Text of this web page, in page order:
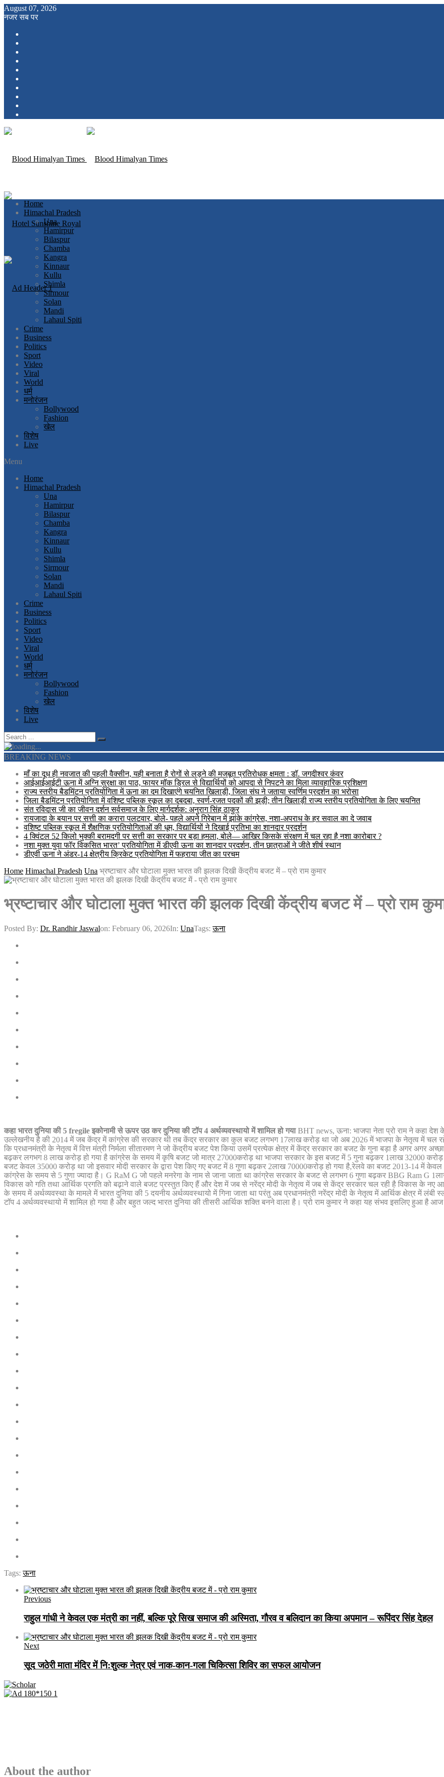
August 07, 2026
नजर सब पर
Home
Himachal Pradesh
Una
Hamirpur
Bilaspur
Chamba
Kangra
Kinnaur
Kullu
Shimla
Sirmour
Solan
Mandi
Lahaul Spiti
Crime
Business
Politics
Sport
Video
Viral
World
धर्म
मनोरंजन
Bollywood
Fashion
खेल
विशेष
Live
Menu
Home
Himachal Pradesh
Una
Hamirpur
Bilaspur
Chamba
Kangra
Kinnaur
Kullu
Shimla
Sirmour
Solan
Mandi
Lahaul Spiti
Crime
Business
Politics
Sport
Video
Viral
World
धर्म
मनोरंजन
Bollywood
Fashion
खेल
विशेष
Live
BREAKING NEWS
माँ का दूध ही नवजात की पहली वैक्सीन, यही बनाता है रोगों से लड़ने की मजबूत प्रतिरोधक क्षमता : डॉ. जगदीश्वर कंवर
आईआईआईटी ऊना में अग्नि सुरक्षा का पाठ, फायर मॉक ड्रिल से विद्यार्थियों को आपदा से निपटने का मिला व्यावहारिक प्रशिक्षण
राज्य स्तरीय बैडमिंटन प्रतियोगिता में ऊना का दम दिखाएंगे चयनित खिलाड़ी, जिला संघ ने जताया स्वर्णिम प्रदर्शन का भरोसा
जिला बैडमिंटन प्रतियोगिता में वशिष्ट पब्लिक स्कूल का दबदबा, स्वर्ण-रजत पदकों की झड़ी; तीन खिलाड़ी राज्य स्तरीय प्रतियोगिता के लिए चयनित
संत रविदास जी का जीवन दर्शन सर्वसमाज के लिए मार्गदर्शक: अनुराग सिंह ठाकुर
रायजादा के बयान पर सत्ती का करारा पलटवार, बोले- पहले अपने गिरेबान में झांके कांग्रेस, नशा-अपराध के हर सवाल का दे जवाब
वशिष्ट पब्लिक स्कूल में शैक्षणिक प्रतियोगिताओं की धूम, विद्यार्थियों ने दिखाई प्रतिभा का शानदार प्रदर्शन
4 क्विंटल 52 किलो भुक्की बरामदगी पर सत्ती का सरकार पर बड़ा हमला, बोले— आखिर किसके संरक्षण में चल रहा है नशा कारोबार ?
नशा मुक्त युवा फॉर विकसित भारत’ प्रतियोगिता में डीएवी ऊना का शानदार प्रदर्शन, तीन छात्राओं ने जीते शीर्ष स्थान
डीएवी ऊना ने अंडर-14 क्षेत्रीय क्रिकेट प्रतियोगिता में फहराया जीत का परचम
Home Himachal Pradesh Una भ्रष्टाचार और घोटाला मुक्त भारत की झलक दिखी केंद्रीय बजट में – प्रो राम कुमार
भ्रष्टाचार और घोटाला मुक्त भारत की झलक दिखी केंद्रीय बजट में – प्रो राम
Posted By: Dr. Randhir Jaswalon: February 06, 2026In: UnaTags:ऊना
कहा भारत दुनिया की 5 fregile इकोनामी से ऊपर उठ कर दुनिया की टॉप 4 अर्थव्यवस्थायो में शामिल हो गयाBHT news, ऊना: भाजपा नेता प्रो राम ने कहा देश
उल्लेखनीय है की 2014 में जब केंद्र में कांग्रेस की सरकार थी तब केंद्र सरकार का कुल बजट लगभग 17लाख करोड़ था जो अब 2026 में भाजपा के नेतृत्व में चल रहे
कि प्रधानमंत्री के नेतृत्व में वित्त मंत्री निर्मला सीतारमण ने जो केंद्रीय बजट पेश किया उसमें प्रत्येक क्षेत्र में केंद्र सरकार का बजट के गुना बड़ा है अगर अगर
बढ़कर लगभग 8 लाख करोड़ हो गया है कांग्रेस के समय में कृषि बजट जो मात्र 27000करोड़ था भाजपा सरकार के इस बजट में 5 गुना बढ़कर 1लाख 32000
बजट केवल 35000 करोड़ था जो इसवार मोदी सरकार के द्वारा पेश किए गए बजट में 8 गुणा बढ़कर 2लाख 70000करोड़ हो गया है,रेलवे का बजट 2013-14 में
कांग्रेस के समय से 5 गुणा ज्यादा है। G RaM G जो पहले मनरेगा के नाम से जाना जाता था कांग्रेस सरकार के बजट से लगभग 6 गुणा बढ़कर BBG Ram G 1लाख
विकास को गति तथा आर्थिक प्रगति को बढ़ाने वाले बजट प्रस्तुत किए हैं और देश में जब से नरेंद्र मोदी के नेतृत्व में जब से केंद्र सरकार चल रही है विकास के नए
के समय में अर्थव्यवस्था के मामले में भारत दुनिया की 5 दयनीय अर्थव्यवस्थायो में गिना जाता था परंतु अब प्रधानमंत्री नरेंद्र मोदी के नेतृत्व में आर्थिक क्षेत्र में
टॉप 4 अर्थव्यवस्थायो में शामिल हो गया है और बहुत जल्द भारत दुनिया की तीसरी आर्थिक शक्ति बनने वाला है। प्रो राम कुमार ने कहा यह संभव इसलिए हुआ है आज
Tags:ऊना
Previous
राहुल गांधी ने केवल एक मंत्री का नहीं, बल्कि पूरे सिख समाज की अस्मिता, गौरव व बलिदान का किया अपमान – रूपिंदर सिंह देहल
Next
सूद जठेरी माता मंदिर में नि:शुल्क नेत्र एवं नाक-कान-गला चिकित्सा शिविर का सफल आयोजन
About the author